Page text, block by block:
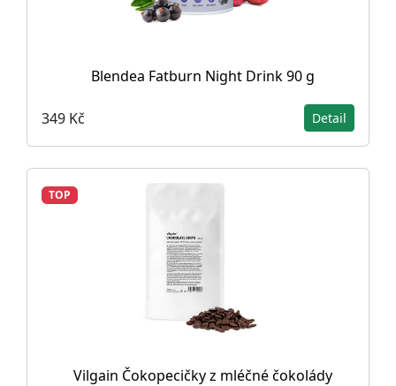
Blendea Fatburn Night Drink 90 g
349 Kč Detail
TOP
Vilgain Čokopecičky z mléčné čokolády